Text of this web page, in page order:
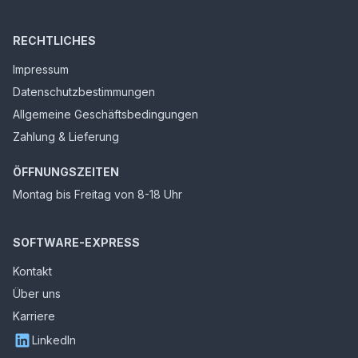
RECHTLICHES
Impressum
Datenschutzbestimmungen
Allgemeine Geschäftsbedingungen
Zahlung & Lieferung
ÖFFNUNGSZEITEN
Montag bis Freitag von 8-18 Uhr
SOFTWARE-EXPRESS
Kontakt
Über uns
Karriere
LinkedIn